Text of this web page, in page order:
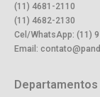
(11) 4681-2110
(11) 4682-2130
Cel/WhatsApp: (11)
Email:
Departamentos